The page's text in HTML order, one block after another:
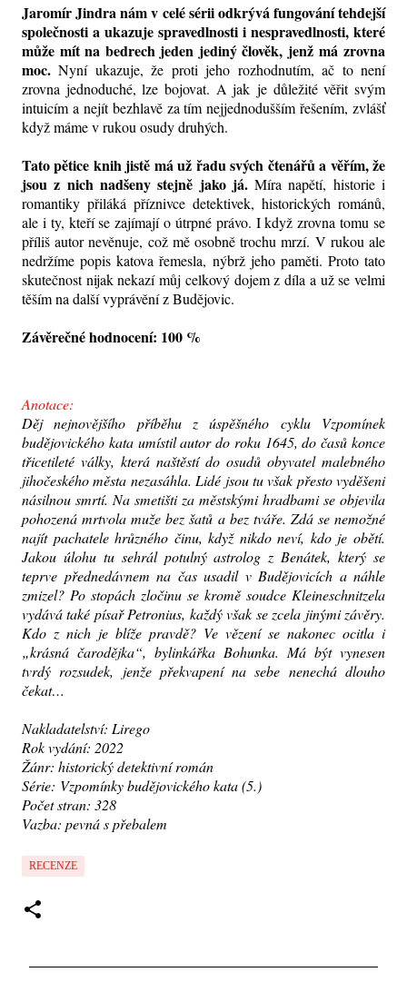
Jaromír Jindra nám v celé sérii odkrývá fungování tehdejší
společnosti a ukazuje spravedlnosti i nespravedlnosti, které
může mít na bedrech jeden jediný člověk, jenž má zrovna
moc. Nyní ukazuje,že proti jeho rozhodnutím, ač to není
zrovna jednoduché, lze bojovat. A jak je důležité věřit svým
intuicím a nejít bezhlavě za tím nejjednodušším řešením, zvlášť
když máme v rukou osudy druhých.
Tato pětice knih jistě má už řadu svých čtenářů a věřím, že
jsou z nich nadšeny stejně jako já.Míra napětí, historie i
romantiky přiláká příznivce detektivek, historických románů,
ale i ty, kteří se zajímají o útrpné právo. I když zrovna tomu se
příliš autor nevěnuje, což mě osobně trochu mrzí. V rukou ale
nedržíme popis katova řemesla, nýbrž jeho paměti. Proto tato
skutečnost nijak nekazí můj celkový dojem z díla a už se velmi
těším na další vyprávění z Budějovic.
Závěrečné hodnocení: 100 %
Anotace:
Děj nejnovějšího příběhu z úspěšného cyklu Vzpomínek
budějovického kata umístil autor do roku 1645, do časů konce
třicetileté války, která naštěstí do osudů obyvatel malebného
jihočeského města nezasáhla. Lidé jsou tu však přesto vyděšeni
násilnou smrtí. Na smetišti za městskými hradbami se objevila
pohozená mrtvola muže bez šatů a bez tváře. Zdá se nemožné
najít pachatele hrůzného činu, když nikdo neví, kdo je obětí.
Jakou úlohu tu sehrál potulný astrolog z Benátek, který se
teprve přednedávnem na čas usadil v Budějovicích a náhle
zmizel? Po stopách zločinu se kromě soudce Kleineschnitzela
vydává také písař Petronius, každý však se zcela jinými závěry.
Kdo z nich je blíže pravdě? Ve vězení se nakonec ocitla i
„krásná čarodějka“, bylinkářka Bohunka. Má být vynesen
tvrdý rozsudek, jenže překvapení na sebe nenechá dlouho
čekat…
Nakladatelství: Lirego
Rok vydání: 2022
Žánr: historický detektivní román
Série: Vzpomínky budějovického kata (5.)
Počet stran: 328
Vazba: pevná s přebalem
RECENZE